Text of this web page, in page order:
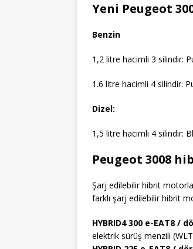
Yeni Peugeot
Benzin
1,2 litre hacimli 3 silindir:
1.6 litre hacimli 4 silindir:
Dizel:
1,5 litre hacimli 4 silindir:
Peugeot 3008
Şarj edilebilir hibrit
farklı şarj edilebilir hibrit
HYBRID4 300 e-EAT8
elektrik sürüş menzili